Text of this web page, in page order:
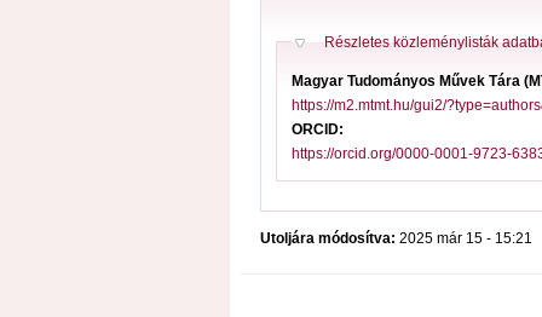
Elrejt
Részletes közleménylisták
Magyar Tudományos Művek Tára
https://m2.mtmt.hu/gui2/
ORCID:
https://orcid.org/0000-0001-9723-
Utoljára módosítva: 2025 már 15 - 15:21